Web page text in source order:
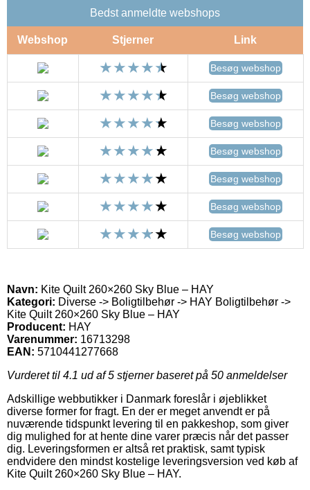
Bedst anmeldte webshops
Webshop Stjerner Link
Besøg webshop
Besøg webshop
Besøg webshop
Besøg webshop
Besøg webshop
Besøg webshop
Besøg webshop
Navn: Kite Quilt 260×260 Sky Blue – HAY
Kategori: Diverse -> Boligtilbehør -> HAY Boligtilbehør ->
Kite Quilt 260×260 Sky Blue – HAY
Producent: HAY
Varenummer: 16713298
EAN: 5710441277668
Vurderet til 4.1 ud af 5 stjerner baseret på 50 anmeldelser
Adskillige webbutikker i Danmark foreslår i øjeblikket
diverse former for fragt. En der er meget anvendt er på
nuværende tidspunkt levering til en pakkeshop, som giver
dig mulighed for at hente dine varer præcis når det passer
dig. Leveringsformen er altså ret praktisk, samt typisk
endvidere den mindst kostelige leveringsversion ved køb af
Kite Quilt 260×260 Sky Blue – HAY.